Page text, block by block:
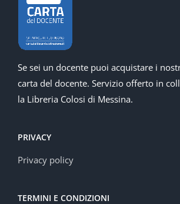
Se sei un docente puoi acquistare i
carta del docente. Servizio offerto in
la Libreria Colosi di Messina.
PRIVACY
Privacy policy
TERMINI E CONDIZIONI